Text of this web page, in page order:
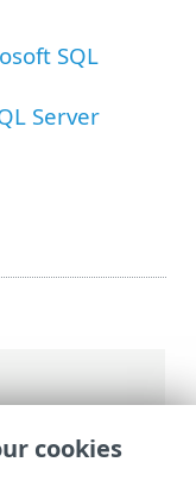
PROTECT
instalacija
SQL
Server
cookies